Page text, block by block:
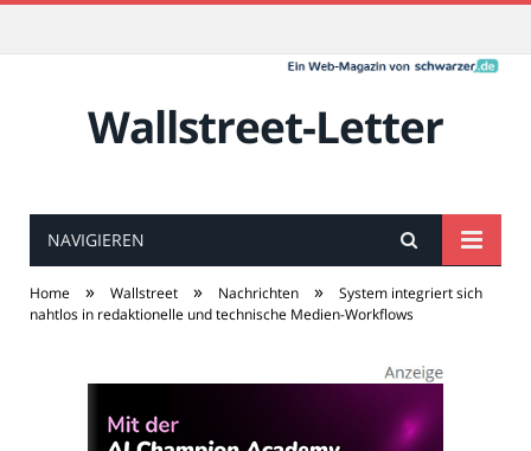
Wallstreet-Letter
NAVIGIEREN
Home » Wallstreet » Nachrichten »
System integriert sich
nahtlos in redaktionelle und technische Medien-Workflows